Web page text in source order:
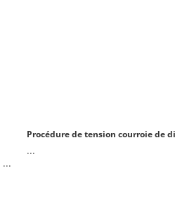
Procédure de tension courroie de
...